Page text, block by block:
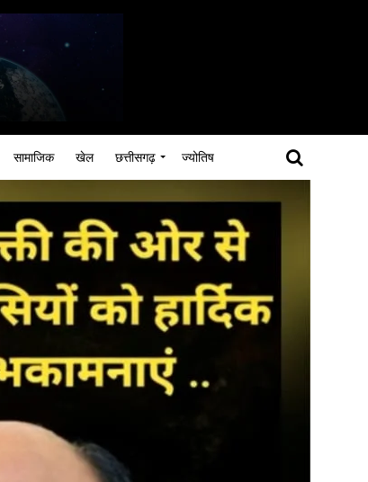
सामाजिक खेल छत्तीसगढ़ ज्योतिष